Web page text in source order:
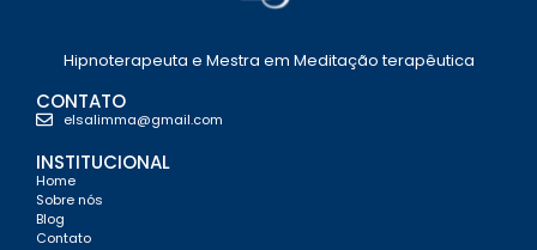
Hipnoterapeuta e Mestra em Meditação terapêutica
CONTATO
elsalimma@gmail.com
INSTITUCIONAL
Home
Sobre nós
Blog
Contato